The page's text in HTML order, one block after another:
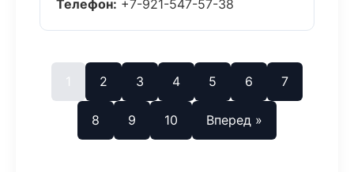
Телефон: +7-921-547-57-38
1 2 3 4 5 6 7
8 9 10 Вперед »